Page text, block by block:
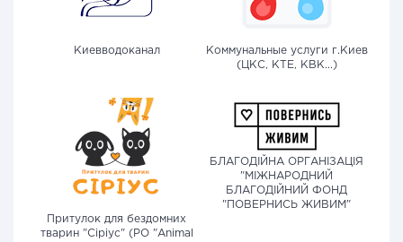
Киевводоканал
Коммунальные услуги г.Киев
(ЦКС, КТЕ, КВК...)
Притулок для бездомних
тварин "Сіріус" (PO "Animal
БЛАГОДІЙНА ОРГАНІЗАЦІЯ
"МІЖНАРОДНИЙ
БЛАГОДІЙНИЙ ФОНД
"ПОВЕРНИСЬ ЖИВИМ"